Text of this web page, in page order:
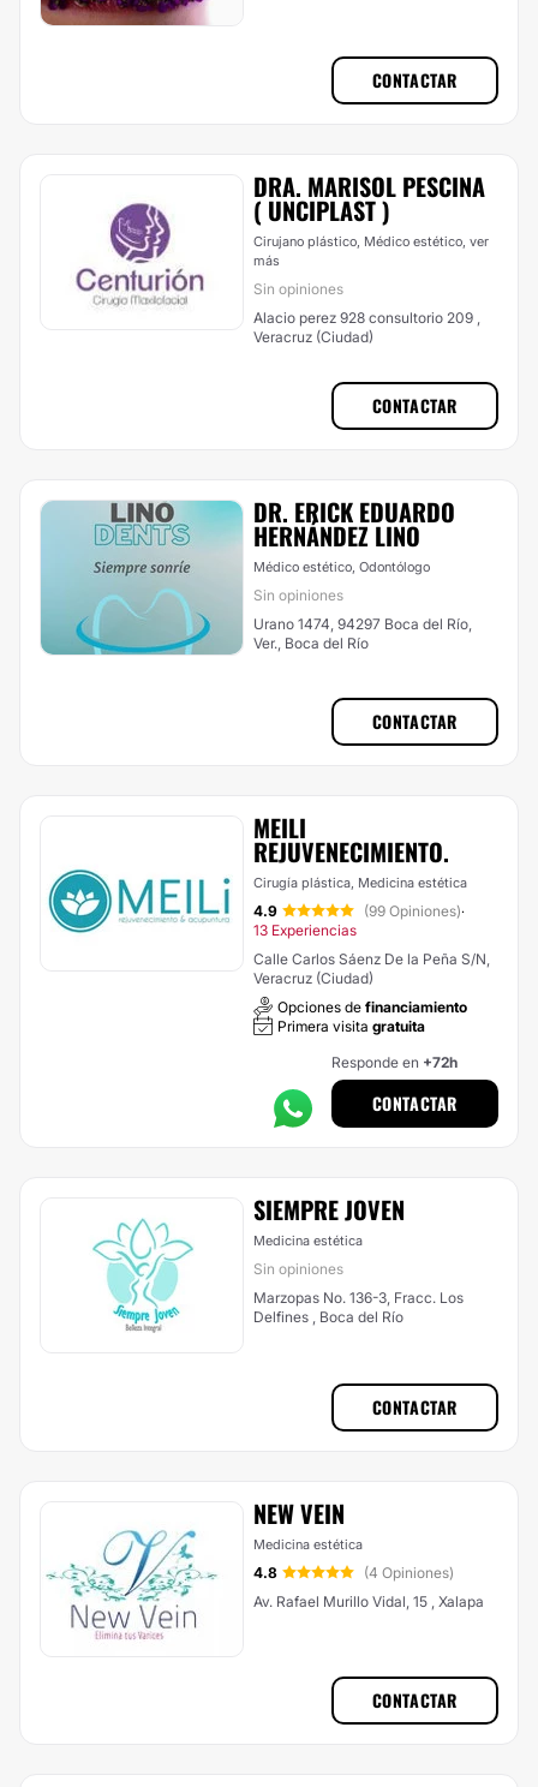
CONTACTAR
DRA. MARISOL PESCINA
( UNCIPLAST )
Cirujano plástico, Médico estético, ver
más
Sin opiniones
Alacio perez 928 consultorio 209 ,
Veracruz (Ciudad)
CONTACTAR
DR. ERICK EDUARDO
HERNÁNDEZ LINO
Médico estético, Odontólogo
Sin opiniones
Urano 1474, 94297 Boca del Río,
Ver., Boca del Río
CONTACTAR
MEILI
REJUVENECIMIENTO.
Cirugía plástica, Medicina estética
4.9 (99 Opiniones)·
13 Experiencias
Calle Carlos Sáenz De la Peña S/N,
Veracruz (Ciudad)
Opciones de financiamiento
Primera visita gratuita
Responde en +72h
CONTACTAR
SIEMPRE JOVEN
Medicina estética
Sin opiniones
Marzopas No. 136-3, Fracc. Los
Delfines , Boca del Río
CONTACTAR
NEW VEIN
Medicina estética
4.8
(4 Opiniones)
Av. Rafael Murillo Vidal, 15 , Xalapa
CONTACTAR